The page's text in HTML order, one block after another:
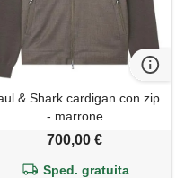
& Shark cardigan con zip
- marrone
700,00 €
Sped. gratuita